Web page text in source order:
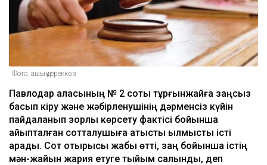
Фото: ашық дереккөз
Павлодар қаласының № 2 соты тұрғынжайға заңсыз
басып кіру және жәбірленушінің дәрменсіз күйін
пайдаланып зорлық көрсету фактісі бойынша
айыпталған сотталушыға қатысты қылмыстық істі
қарады. Сот отырысы жабық өтті, заң бойынша істің
мән-жайын жария етуге тыйым салынды, деп